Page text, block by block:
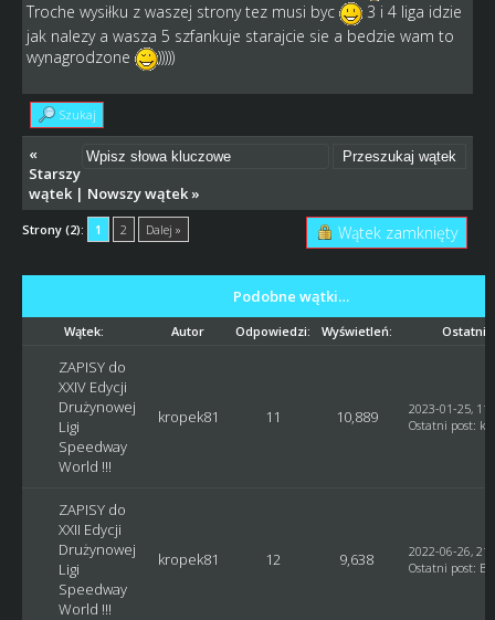
Troche wysiłku z waszej strony tez musi byc
3 i 4 liga idzie
jak nalezy a wasza 5 szfankuje starajcie sie a bedzie wam to
wynagrodzone
)))))
Szukaj
«
Starszy
wątek| Nowszy wątek»
Strony (2): 1 2 Dalej » Wątek zamknięty
Podobne wątki…
Wątek: Autor Odpowiedzi: Wyświetleń: Ostatni
ZAPISY do
XXIV Edycji
Drużynowej
Ligi
Speedway
World !!!
kropek81 11 10,889
2023-01-25,
Ostatni post:
ZAPISY do
XXII Edycji
Drużynowej
Ligi
Speedway
World !!!
kropek81 12 9,638
2022-06-26,
Ostatni post: